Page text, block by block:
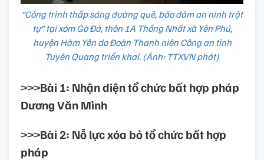
“Công trình thắp sáng đường quê, bảo đảm an ninh trật
tự” tại xóm Gò Đá, thôn 1A Thống Nhất xã Yên Phú,
huyện Hàm Yên do Đoàn Thanh niên Công an tỉnh
Tuyên Quang triển khai. (Ảnh: TTXVN phát)
>>>Bài 1: Nhận diện tổ chức bất hợp pháp
Dương Văn Mình
>>>Bài 2: Nỗ lực xóa bỏ tổ chức bất hợp
pháp